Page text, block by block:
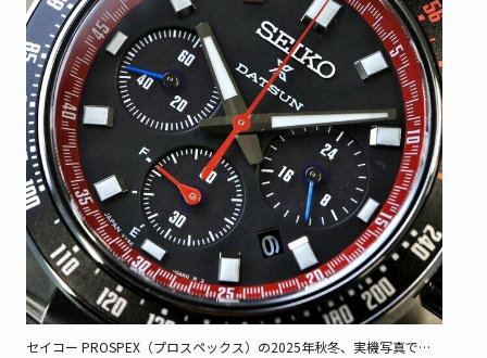
セイコー PROSPEX（プロスペックス）の2025年秋冬、実機写真で見